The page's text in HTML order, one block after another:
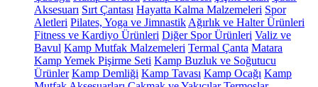
Aksesuarı Sırt Çantası Hayatta Kalma Malzemeleri Spor
Aletleri Pilates, Yoga ve Jimnastik Ağırlık ve Halter Ürünleri
Fitness ve Kardiyo Ürünleri Diğer Spor Ürünleri Valiz ve
Bavul Kamp Mutfak Malzemeleri Termal Çanta Matara
Kamp Yemek Pişirme Seti Kamp Buzluk ve Soğutucu
Ürünler Kamp Demliği Kamp Tavası Kamp Ocağı Kamp